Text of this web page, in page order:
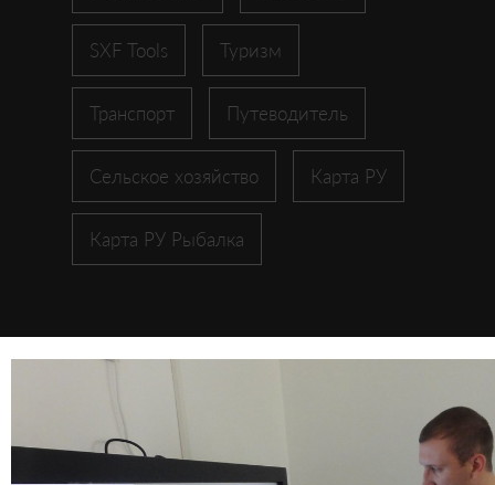
SXF Tools Туризм
Транспорт Путеводитель
Сельское хозяйство Карта РУ
Карта РУ Рыбалка